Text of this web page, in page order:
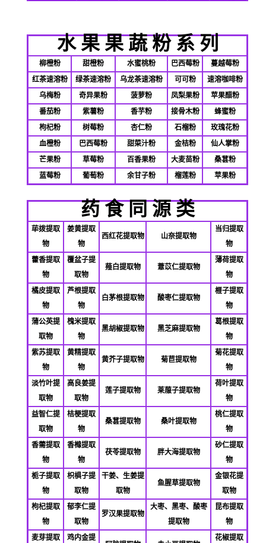
水果果蔬粉系列
柳橙粉 甜橙粉 水蜜桃粉 巴西莓粉
蔓越莓粉
红茶速溶粉
绿茶速溶粉 乌龙茶速溶粉 可可粉
速溶咖啡粉
乌梅粉
奇异果粉 菠萝粉 凤梨果粉
苹果醋粉
番茄粉
紫薯粉 香芋粉 接骨木粉
蜂蜜粉
枸杞粉
树莓粉 杏仁粉 石榴粉
玫瑰花粉
血橙粉
巴西莓粉 甜菜汁粉 金桔粉
仙人掌粉
芒果粉
草莓粉 百香果粉 大麦苗粉
桑葚粉
蓝莓粉
葡萄粉 余甘子粉 榴莲粉 苹果粉
药 食 同 源 类
荜拨提取
物
姜黄提取
物
西红花提取物 山奈提取物
当归提取
物
藿香提取
物
覆盆子提
取物
薤白提取物 薏苡仁提取物
薄荷提取
物
橘皮提取
物
芦根提取
物
白茅根提取物 酸枣仁提取物
榧子提取
物
蒲公英提
取物
槐米提取
物
黑胡椒提取物 黑芝麻提取物
葛根提取
物
紫苏提取
物
黄精提取
物
黄芥子提取物 菊苣提取物
菊花提取
物
淡竹叶提
取物
高良姜提
取物
莲子提取物 莱菔子提取物
荷叶提取
物
益智仁提
取物
桔梗提取
物
桑葚提取物 桑叶提取物
桃仁提取
物
香薷提取
物
香橼提取
物
茯苓提取物 胖大海提取物
砂仁提取
物
栀子提取
物
枳椇子提
取物
干姜、生姜提
取物
鱼腥草提取物
金银花提
取物
枸杞提取
物
郁李仁提
取物
罗汉果提取物
大枣、黑枣、酸枣
提取物
昆布提取
物
麦芽提取
鸡内金提
花椒提取